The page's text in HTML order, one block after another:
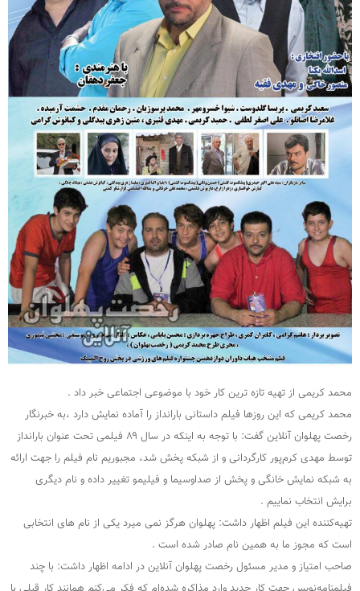
محمد کریمی از تهیه تازه ترین کار خود با موضوعی اجتماعی خبر داد .
محمد کریمی که این روزها فیلم داستانی بارانداز را آماده نمایش دارد ،به خبرنگار
رخصت پهلوان آنلاین گفت: با توجه به اینکه در سال ۸۹ فیلمی تحت عنوان بارانداز
توسط مهدی کرم‌پور کارگردانی و از شبکه پخش شد، مجبوریم نام فیلم را جهت ارائه
به شبکه نمایش خانگی و پخش از صداوسیما و فیلیمو تغییر داده و نام دیگری
برایش انتخاب نماییم .
تهیه‌کننده این فیلم اظهار داشت: پهلوان هرگز نمی میرد یکی از نام های انتخابی
است که مجوز ما به همین نام صادر شده است .
صاحب امتیاز و مدیر مسئول رخصت پهلوان آنلاین در ادامه اظهار داشت: با چند